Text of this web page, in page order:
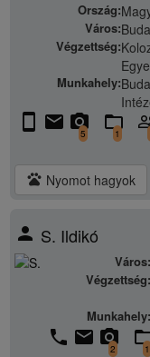
Ország:
Város:
Végzettség:
Munkahely:
stay_current_portrait email camera_alt
5
folder_open
1
pets Nyomot hagyok
person S. Ildikó
Város:
Végzettség:
Munkahely:
phone email camera_alt
2 1